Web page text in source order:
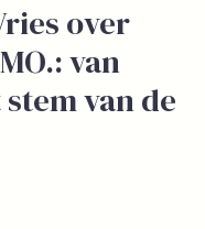
over
van
van de